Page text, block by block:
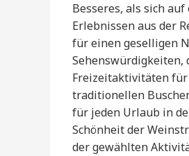
Besseres, als sich
Erlebnissen aus der
für einen geselligen
Sehenswürdigkeiten,
Freizeitaktivitäten für
traditionellen
für jeden Urlaub in
Schönheit der
der gewählten